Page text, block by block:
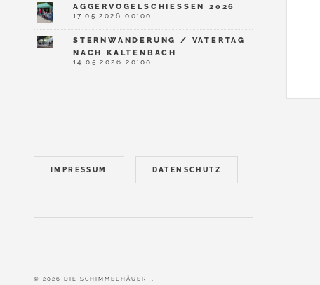
AGGERVOGELSCHIESSEN 2026
17.05.2026 00:00
STERNWANDERUNG / VATERTAG
NACH KALTENBACH
14.05.2026 20:00
IMPRESSUM DATENSCHUTZ
© 2026 DIE SCHIMMELHÄUER. .